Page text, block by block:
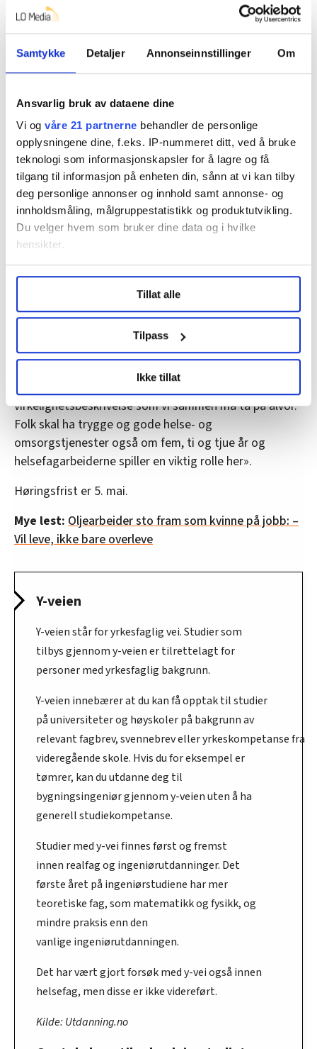
Samtykke Detaljer Annonseinnstillinger Om
Ansvarlig bruk av dataene dine
Vi og våre 21 partnerne behandler de personlige
opplysningene dine, f.eks. IP-nummeret ditt, ved å bruke
teknologi som informasjonskapsler for å lagre og få
tilgang til informasjon på enheten din, sånn at vi kan tilby
deg personlige annonser og innhold samt annonse- og
innholdsmåling, målgruppestatistikk og produktutvikling.
Du velger hvem som bruker dine data og i hvilke
hensikter.
Undermer infokan du lese om hvordan dine personlige
data behandles og hvordan du kan velge hvordan de skal
brukes. Du kan hele tiden endre eller trekke tilbake ditt
samtykke fra erklæringen om informasjonskapsler.
LO Medias publikasjoner frifagbevegelse.no, hk-nytt.no
og fontene.no bruker informasjonskapsler (cookies) for å
lære hvordan våre nettsider blir brukt slik at vi tilby
relevant innhold, tilpassede annonser og utarbeide
statistikk.
Vi deler bare informasjon om hvordan du bruker
nettstedet med LO Medias egne samarbeidspartnere
oversikten lengre ned på denne siden.
Tillat alle
Tilpass
Ikke tillat
Tresselt er også oppgitt over profesjonskampen i
helsevesenet.
– Det viktigste må da være at det blir flere sykepleiere.
overbevise dagens regjering, sier Henrikke Tresselt.
Vil fjerne flaskehalser
Statssekretær Oddmund Løkensgard Hoel skriver
videre i epost:
«Vi vil nå undersøke hvordan de foreslåtte tiltakene fra
Helsepersonellkommisjonen kan bidra til å fjerne
flaskehalser og sikre både tilstrekkelig, og riktig
kompetanse for helse- og omsorgstjenestene».
Tiltakene vil blant annet vurderes i arbeidet med
stortingsmeldingen om profesjonsutdanningene som
skal legges fram våren 2024, påpeker han.
«Helsepersonellkommisjonen har gitt oss en
virkelighetsbeskrivelse som vi sammen må ta på alvor.
Folk skal ha trygge og gode helse- og
omsorgstjenester også om fem, ti og tjue år og
helsefagarbeiderne spiller en viktig rolle her».
Høringsfrist er 5. mai.
Mye lest: Oljearbeider sto fram som kvinne på jobb: –
Vil leve, ikke bare overleve
Y-veien
Y-veien står for yrkesfaglig vei. Studier som
tilbys gjennom y-veien er tilrettelagt for
personer med yrkesfaglig bakgrunn.
Y-veien innebærer at du kan få opptak til studier
på universiteter og høyskoler på bakgrunn av
relevant fagbrev, svennebrev eller yrkeskompetanse fra
videregående skole. Hvis du for eksempel er
tømrer, kan du utdanne deg til
bygningsingeniør gjennom y-veien uten å ha
generell studiekompetanse.
Studier med y-vei finnes først og fremst
innen realfag og ingeniørutdanninger. Det
første året på ingeniørstudiene har mer
teoretiske fag, som matematikk og fysikk, og
mindre praksis enn den
vanlige ingeniørutdanningen.
Det har vært gjort forsøk med y-vei også innen
helsefag, men disse er ikke videreført.
Kilde: Utdanning.no